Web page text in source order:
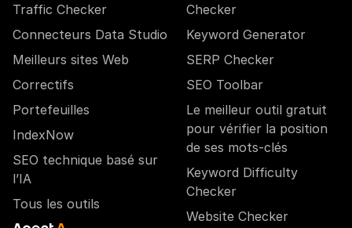
Traffic Checker
Connecteurs Data Studio
Meilleurs sites Web
Correctifs
Portefeuilles
IndexNow
SEO technique basé sur
l’IA
Tous les outils
Checker
Keyword Generator
SERP Checker
SEO Toolbar
Le meilleur outil gratuit
pour vérifier la position
de ses mots-clés
Keyword Difficulty
Checker
Website Checker